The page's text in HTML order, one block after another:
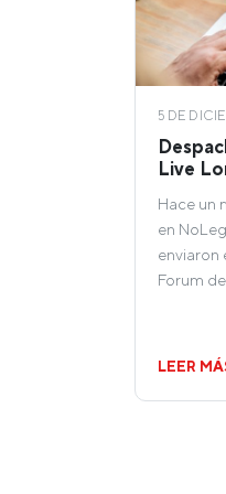
5 DE
Live
Hace un
en
enviaron
Forum de…
LEER